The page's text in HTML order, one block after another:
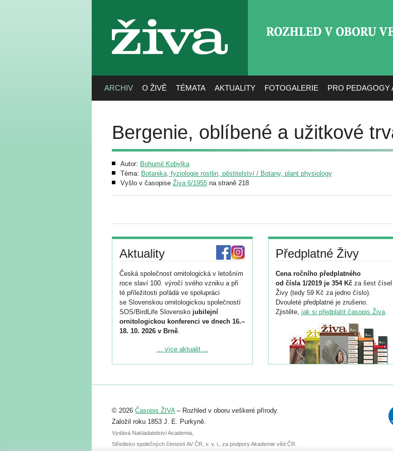
živa
ARCHIV O ŽIVĚ TÉMATA AKTUALITY FOTOGALERIE PRO PEDAGOGY
Bergenie, oblíbené a užitkové
Autor: Bohumil Kobylka
Téma: Botanika, fyziologie rostlin, pěstitelství / Botany, plant physiology
Vyšlo v časopise Živa 6/1955 na straně 218
Aktuality
Česká společnost ornitologická v letošním
roce slaví 100. výročí svého vzniku a při
té příležitosti pořádá ve spolupráci
se Slovenskou ornitologickou společností
SOS/BirdLife Slovensko jubilejní
ornitologickou konferenci ve dnech 16.–
18. 10. 2026 v Brně.
Podrobnější informace ke konferenci
Registrovat se můžete do 6. září.
abstraktu přihlášené přednášky nebo
posteru je už 30. června.
... více aktualit ...
Předplatné Živy
Cena ročního předplatného
od čísla 1/2019 je 354 Kč za šest čísel
Živy (tedy 59 Kč za jedno číslo).
Dvouleté předplatné je zrušeno.
Zjistěte, jak si předplatit časopis Živa.
© 2026 Časopis ŽIVA– Rozhled v oboru veškeré přírody.
Založil roku 1853 J. E. Purkyně.
Vydává Nakladatelství Academia,
Středisko společných činností AV ČR, v. v. i., za podpory Akademie věd ČR.